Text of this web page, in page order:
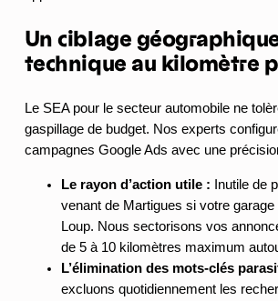
Un ciblage
technique au kilomètre
Le SEA pour le secteur automobile ne
gaspillage de budget. Nos experts
campagnes Google Ads avec une
Le rayon d’action utile : Inutile de
venant de Martigues si votre
Loup. Nous sectorisons vos
de 5 à 10 kilomètres maximum
L’élimination des mots-clés
excluons quotidiennement les